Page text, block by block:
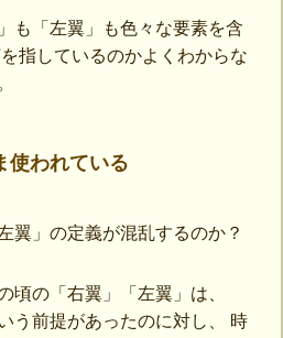
も「左翼」も色々な要素を含
指しているのかよくわからな
使われている
翼」の定義が混乱するのか？
頃の「右翼」「左翼」は、
う前提があったのに対し、 時